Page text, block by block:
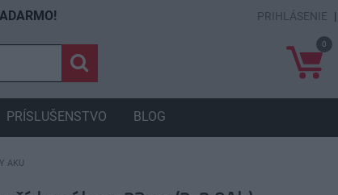
AKU
PRIHLÁSENIE |
0
PRÍSLUŠENSTVO BLOG